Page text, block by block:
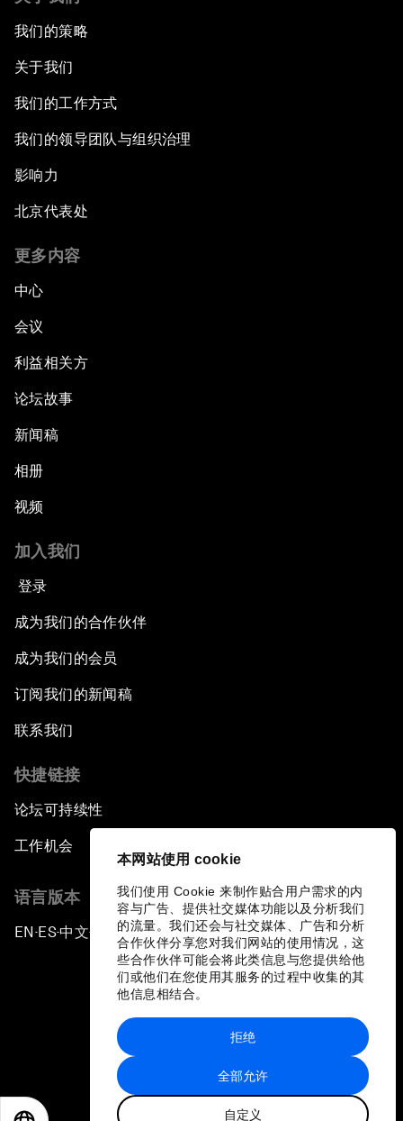
本网站使用 cookie
我们使用 Cookie 来制作贴合用户需求的内
容与广告、提供社交媒体功能以及分析我们
的流量。我们还会与社交媒体、广告和分析
合作伙伴分享您对我们网站的使用情况，这
些合作伙伴可能会将此类信息与您提供给他
们或他们在您使用其服务的过程中收集的其
他信息相结合。
全部允许
自定义
拒绝
我们的策略
关于我们
我们的工作方式
我们的领导团队与组织治理
影响力
北京代表处
更多内容
中心
会议
利益相关方
论坛故事
新闻稿
相册
视频
加入我们
登录
成为我们的合作伙伴
成为我们的会员
订阅我们的新闻稿
联系我们
快捷链接
论坛可持续性
工作机会
语言版本
EN ▪ES▪中文▪ 日本語
站点地图